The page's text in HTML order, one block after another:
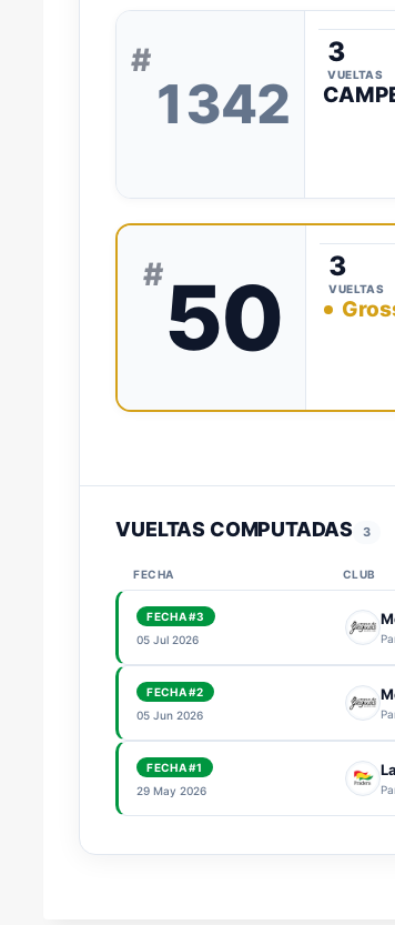
#
1342
3
VUELTAS
#50 3
VUELTAS
VUELTAS COMPUTADAS 3
FECHA CLUB
FECHA #3
05 Jul 2026
FECHA #2
05 Jun 2026
FECHA #1
29 May 2026